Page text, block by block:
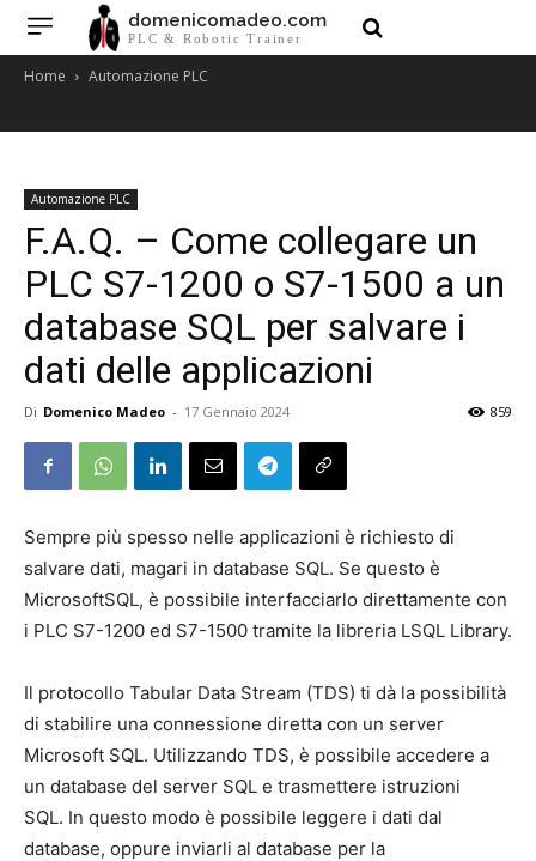
domenicomadeo.com
PLC & Robotic Trainer
Home Automazione PLC
Automazione PLC
F.A.Q. – Come collegare un
PLC S7-1200 o S7-1500 a un
database SQL per salvare i
dati delle applicazioni
Di Domenico Madeo - 17 Gennaio 2024 859
Sempre più spesso nelle applicazioni è richiesto di
salvare dati, magari in database SQL. Se questo è
MicrosoftSQL, è possibile interfacciarlo direttamente con
i PLC S7-1200 ed S7-1500 tramite la libreria LSQL Library.
Il protocollo Tabular Data Stream (TDS) ti dà la possibilità
di stabilire una connessione diretta con un server
Microsoft SQL. Utilizzando TDS, è possibile accedere a
un database del server SQL e trasmettere istruzioni
SQL. In questo modo è possibile leggere i dati dal
database, oppure inviarli al database per la